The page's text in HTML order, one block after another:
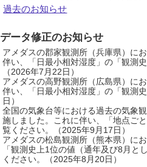
過去のお知らせ
データ修正のお知らせ
アメダスの郡家観測所（兵庫県）に
伴い、「日最小相対湿度」の「観測
（2026年7月22日）
アメダスの高野観測所（広島県）に
伴い、「日最小相対湿度」の「観測
日）
全国の気象台等における過去の気象
施しました。これに伴い、「地点ご
覧ください。（2025年9月17日）
アメダスの松島観測所（熊本県）に
「観測史上1位の値（通年及び8月
ください。（2025年8月20日）